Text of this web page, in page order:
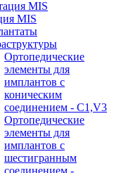
MIS
Ортопедические
элементы для
имплантов с
коническим
соединением - C1,V3
Ортопедические
элементы для
имплантов с
шестигранным
соединением -